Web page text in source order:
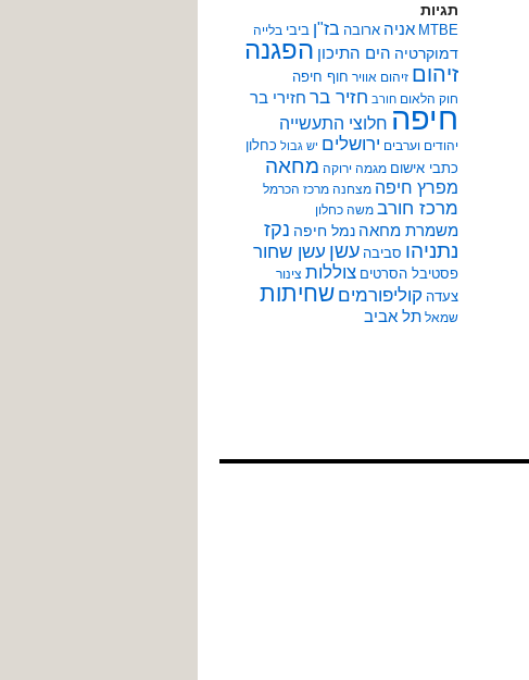
תגיות
MTBE אניה ארובה בז"ן ביבי בלייה
דמוקרטיה הים התיכון הפגנה
זיהום זיהום אוויר חוף חיפה
חוק הלאום חורב חזיר בר חזירי בר
חיפה חלוצי התעשייה
יהודים וערבים ירושלים יש גבול כחלון
כתבי אישום מגמה ירוקה מחאה
מפרץ חיפה מצחנה מרכז הכרמל
מרכז חורב משה כחלון
משמרת מחאה נמל חיפה נקז
נתניהו סביבה עשן עשן שחור
פסטיבל הסרטים צוללות צינור
צעדה קוליפורמים שחיתות
שמאל תל אביב